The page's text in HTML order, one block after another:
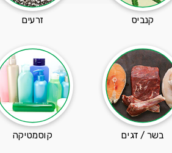
קנביס זרעים
בשר / דגים קוסמטיקה